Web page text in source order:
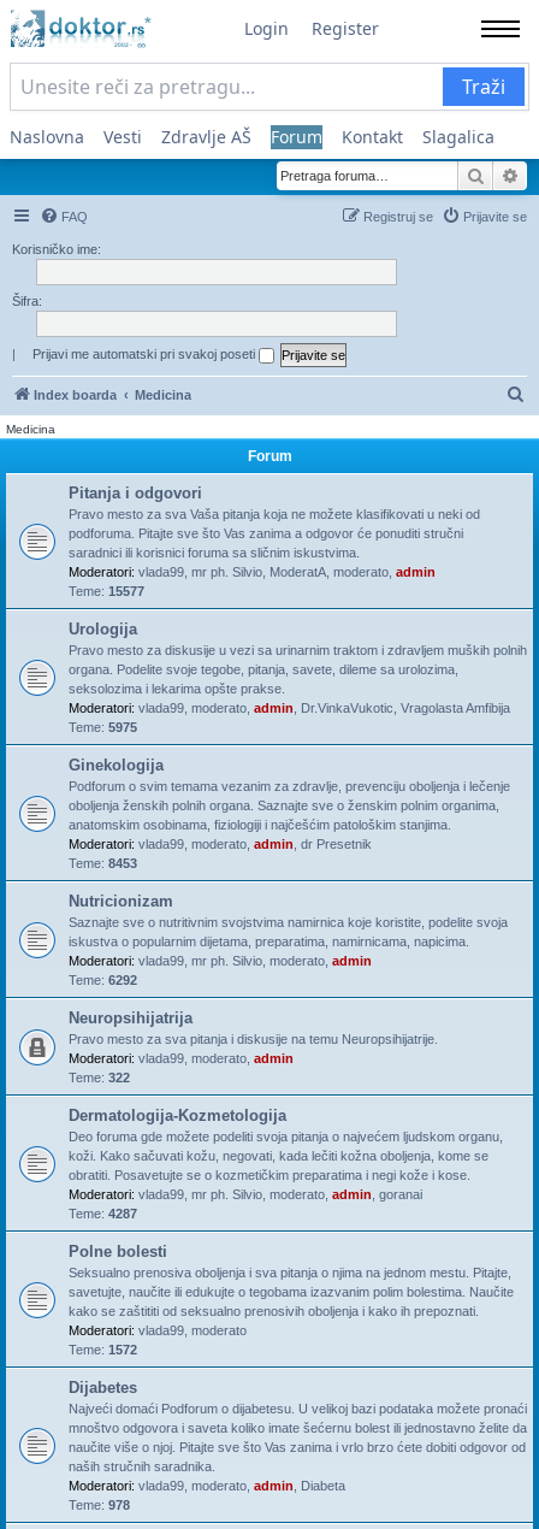
Login Register
Traži
Naslovna Vesti Zdravlje AŠ Forum Kontakt Slagalica
FAQ Prijavite se
Registruj se
Korisničko ime:
Šifra:
| Prijavi me automatski pri svakoj poseti
Index boarda Medicina
Medicina
Forum
Pitanja i odgovori
Pravo mesto za sva Vaša pitanja koja ne možete klasifikovati u neki od
podforuma. Pitajte sve što Vas zanima a odgovor će ponuditi stručni
saradnici ili korisnici foruma sa sličnim iskustvima.
Moderatori: vlada99 mr ph. Silvio ModeratA moderato admin
Teme: 15577
Urologija
Pravo mesto za diskusije u vezi sa urinarnim traktom i zdravljem muških polnih
organa. Podelite svoje tegobe, pitanja, savete, dileme sa urolozima,
seksolozima i lekarima opšte prakse.
Moderatori: vlada99 moderato admin Dr.VinkaVukotic Vragolasta Amfibija
Teme: 5975
Ginekologija
Podforum o svim temama vezanim za zdravlje, prevenciju oboljenja i lečenje
oboljenja ženskih polnih organa. Saznajte sve o ženskim polnim organima,
anatomskim osobinama, fiziologiji i najčešćim patološkim stanjima.
Moderatori: vlada99 moderato admin dr Presetnik
Teme: 8453
Nutricionizam
Saznajte sve o nutritivnim svojstvima namirnica koje koristite, podelite svoja
iskustva o popularnim dijetama, preparatima, namirnicama, napicima.
Moderatori: vlada99 mr ph. Silvio moderato admin
Teme: 6292
Neuropsihijatrija
Pravo mesto za sva pitanja i diskusije na temu Neuropsihijatrije.
Moderatori: vlada99 moderato admin
Teme: 322
Dermatologija-Kozmetologija
Deo foruma gde možete podeliti svoja pitanja o najvećem ljudskom organu,
koži. Kako sačuvati kožu, negovati, kada lečiti kožna oboljenja, kome se
obratiti. Posavetujte se o kozmetičkim preparatima i negi kože i kose.
Moderatori: vlada99 mr ph. Silvio moderato admin goranai
Teme: 4287
Polne bolesti
Seksualno prenosiva oboljenja i sva pitanja o njima na jednom mestu. Pitajte,
savetujte, naučite ili edukujte o tegobama izazvanim polim bolestima. Naučite
kako se zaštititi od seksualno prenosivih oboljenja i kako ih prepoznati.
Moderatori: vlada99 moderato
Teme: 1572
Dijabetes
Najveći domaći Podforum o dijabetesu. U velikoj bazi podataka možete pronaći
mnoštvo odgovora i saveta koliko imate šećernu bolest ili jednostavno želite da
naučite više o njoj. Pitajte sve što Vas zanima i vrlo brzo ćete dobiti odgovor od
naših stručnih saradnika.
Moderatori: vlada99 moderato admin
Diabeta
Teme: 978